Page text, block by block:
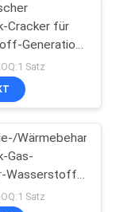
Cracker für
Generation,
1000Nm3/H
Satz
Gas-
Wasserstoff-
Satz